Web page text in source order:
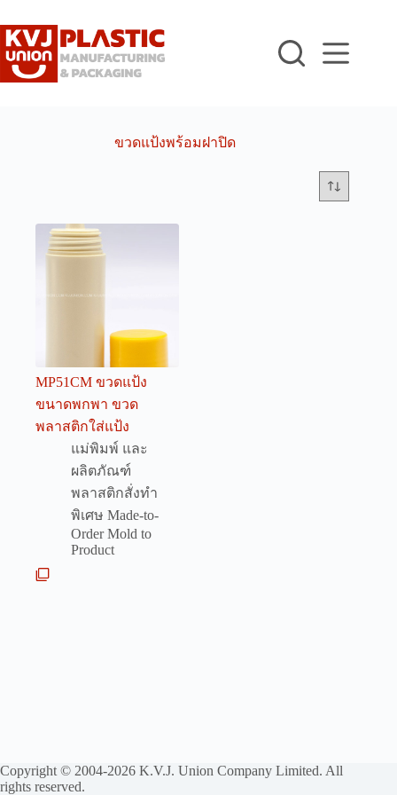
to
content
ขวดแป้งพร้อมฝาปิด
MP51CM ขวดแป้ง
ขนาดพกพา ขวด
พลาสติกใส่แป้ง
แม่พิมพ์ และ
ผลิตภัณฑ์
พลาสติกสั่งทำ
พิเศษ Made-to-
Order Mold to
Product
Copyright © 2004-2026 K.V.J. Union Company Limited. All
rights reserved.